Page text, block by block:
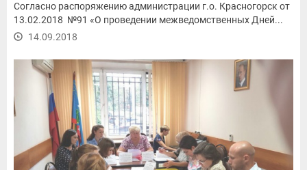
Согласно распоряжению администрации г.о. Красногорск от
13.02.2018 №91 «О проведении межведомственных Дней...
14.09.2018